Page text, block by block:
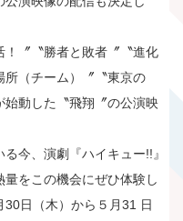
〞〝勝者と敗者〞〝進化
（チーム）〞〝東京の
始動した〝飛翔〞の公演映
今、演劇『ハイキュー!!』
をこの機会にぜひ体験し
日（木）から５月31 日